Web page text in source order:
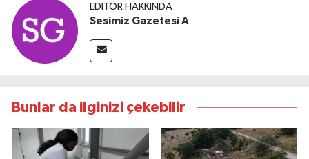
EDITÖR HAKKINDA
Sesimiz Gazetesi A
Bunlar da ilginizi çekebilir